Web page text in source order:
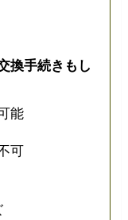
換手続きもし
能
可